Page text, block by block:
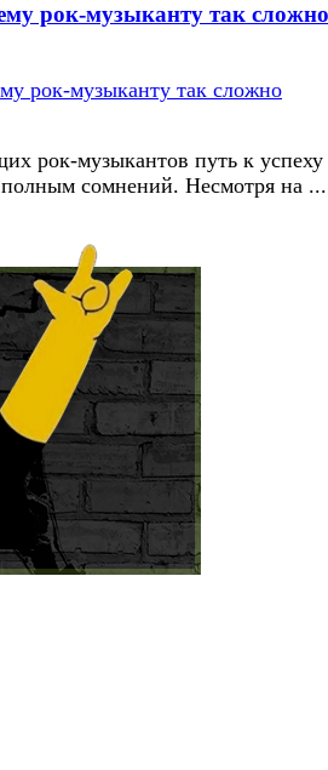
рок-музыканту так сложно
рок-музыкантов путь к успеху
сомнений. Несмотря на ...